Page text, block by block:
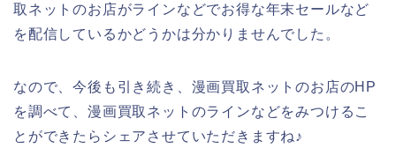
取ネットのお店がラインなどでお得な年末セールなど
を配信しているかどうかは分かりませんでした。
なので、今後も引き続き、漫画買取ネットのお店のHP
を調べて、漫画買取ネットのラインなどをみつけるこ
とができたらシェアさせていただきますね♪